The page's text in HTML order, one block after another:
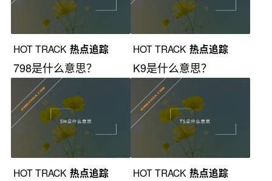
HOT TRACK 热点追踪
798是什么意思？
HOT TRACK 热点追踪
K9是什么意思？
HOT TRACK 热点追踪 HOT TRACK 热点追踪